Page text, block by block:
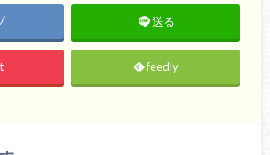
送る
feedly